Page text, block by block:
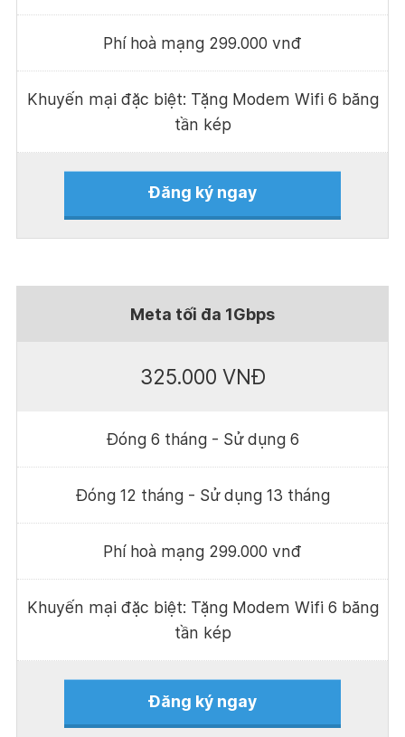
Phí hoà mạng 299.000 vnđ
Khuyến mại đặc biệt: Tặng Modem Wifi 6 băng
tần kép
Đăng ký ngay
Meta tối đa 1Gbps
325.000 VNĐ
Đóng 6 tháng - Sử dụng 6
Đóng 12 tháng - Sử dụng 13 tháng
Phí hoà mạng 299.000 vnđ
Khuyến mại đặc biệt: Tặng Modem Wifi 6 băng
tần kép
Đăng ký ngay